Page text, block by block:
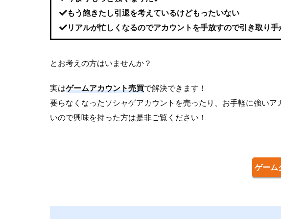
もう飽きたし引退を考えているけどもったいない
リアルが忙しくなるのでアカウントを手放すので引き取り手
とお考えの方はいませんか？
実はゲームアカウント売買で解決できます！
要らなくなったソシャゲアカウントを売ったり、お手軽に強い
いので興味を持った方は是非ご覧ください！
ゲーム